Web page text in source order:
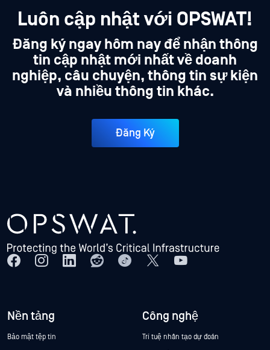
Luôn cập nhật với OPSWAT!
Đăng ký ngay hôm nay để nhận thông
tin cập nhật mới nhất về doanh
nghiệp, câu chuyện, thông tin sự kiện
và nhiều thông tin khác.
Đăng Ký
Nền tảng
Bảo mật tệp tin
Công nghệ
Trí tuệ nhân tạo dự đoán